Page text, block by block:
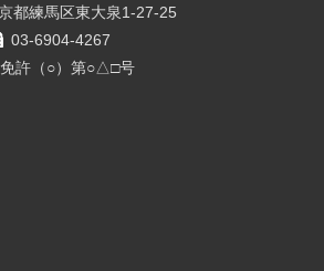
都練馬区東大泉1-27-25
03-6904-4267
許（○）第○△□号